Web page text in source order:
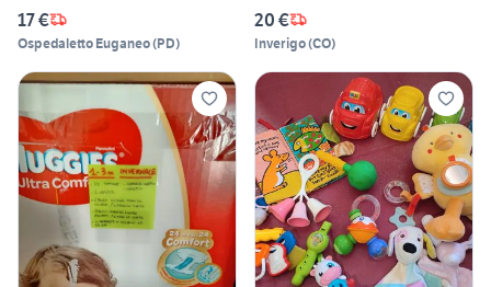
17 €
Ospedaletto Euganeo(PD)
20 €
Inverigo(CO)